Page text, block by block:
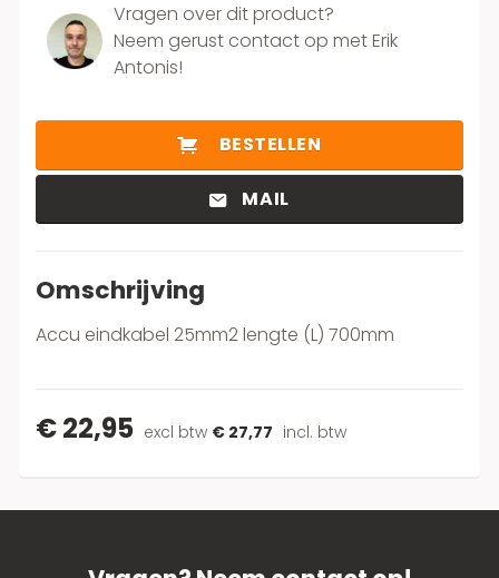
Vragen over dit product?
Neem gerust contact op met Erik
Antonis!
BESTELLEN
MAIL
Omschrijving
Accu eindkabel 25mm2 lengte (L) 700mm
€ 22,95 excl btw € 27,77 incl. btw